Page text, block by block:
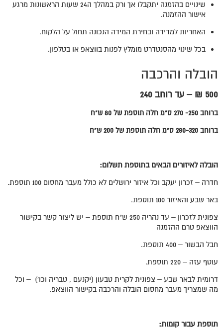
שינויים בהזמנה יתקבלו אך ורק במהלך ה24 שעות הראשונות מרגע
אישור ההזמנה.
האחריות למדידה ובחירת המידה הנכונה תחול על הלקוח.
בכל שינוי מהסנטדרט מומלץ לפנות בווצאפ או בטלפון.
הובלה והרכבה
500 ₪ – עד רוחב 240
ברוחב 250- 270 ס"מ חלה תוספת של 80 ש"ח
ברוחב 280-320 ס"מ חלה תוספת של 200 ש"ח
הובלה לאיזורים הבאים בתוספת תשלום:
חדרה – זכרון יעקב וכל איזור ירושלים לא כולל מעבר מחסום 100 תוספת.
באר שבע והאיזור 100 תוספת.
צפונית לזכרון – עד נהריה 250 ש"ח תוספת – יש ליצור קשר בקישור
הווצאפ טרם ההזמנה
חבל הבשור – 400 תוספת.
עוטף עזה – 220 תוספת.
דרומית לבאר שבע – צפונית לקרית טבעון (יקנעם , טבריה וכו') – וכל
מה שמצריך מעבר מחסום הובלה והרכבה בקישור הווצאפ.
תוספת עבור קומות: